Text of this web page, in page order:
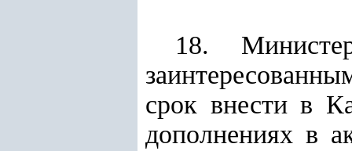
18.
срок внести в
дополнениях в